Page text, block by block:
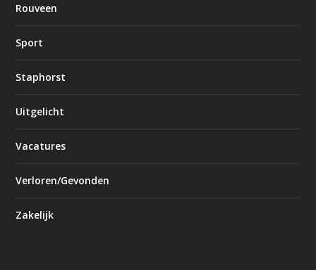
Rouveen
Sport
Staphorst
Uitgelicht
Vacatures
Verloren/Gevonden
Zakelijk